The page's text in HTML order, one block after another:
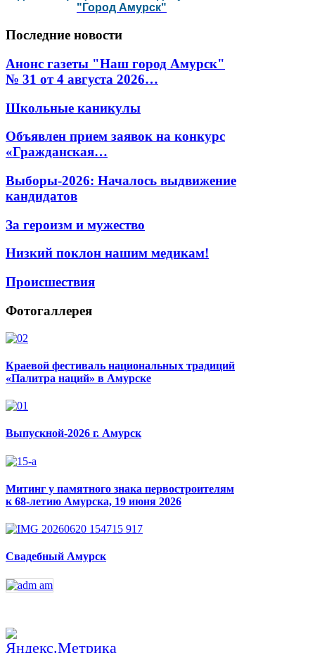
"Город Амурск"
Последние новости
Анонс газеты "Наш город Амурск"
№ 31 от 4 августа 2026…
Школьные каникулы
Объявлен прием заявок на конкурс
«Гражданская…
Выборы-2026: Началось выдвижение
кандидатов
За героизм и мужество
Низкий поклон нашим медикам!
Происшествия
Фотогаллерея
Краевой фестиваль национальных традиций
«Палитра наций» в Амурске
Выпускной-2026 г. Амурск
Митинг у памятного знака первостроителям
к 68-летию Амурска, 19 июня 2026
Свадебный Амурск